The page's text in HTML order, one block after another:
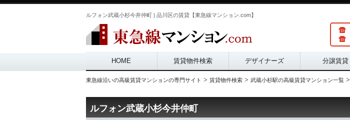
ルフォン武蔵小杉今井仲町 | 品川区の賃貸【東急線マンション.com】
Main menu
HOME 賃貸物件検索 デザイナーズ 分譲賃貸
東急線沿いの高級賃貸マンションの専門サイト > 賃貸物件検索 > 武蔵小杉駅の高級賃貸マンション一覧 >
ルフォン武蔵小杉今井仲町